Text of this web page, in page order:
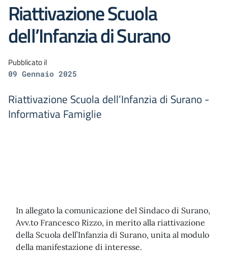
Riattivazione Scuola
dell’Infanzia di Surano
Pubblicato il
09 Gennaio 2025
Riattivazione Scuola dell’Infanzia di Surano -
Informativa Famiglie
In allegato la comunicazione del Sindaco di Surano,
Avv.to Francesco Rizzo, in merito alla riattivazione
della Scuola dell’Infanzia di Surano, unita al modulo
della manifestazione di interesse.